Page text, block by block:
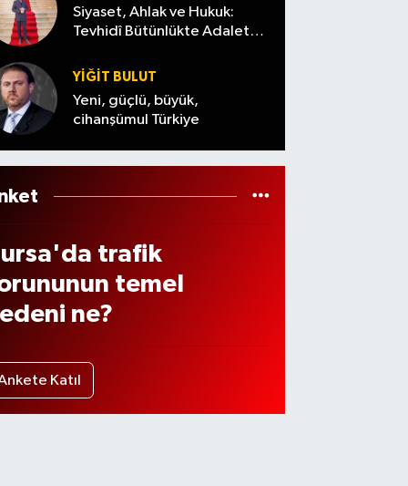
arı
dikka
t çekti
ve
Siyaset, Ahlak ve Hukuk:
Tevhidî Bütünlükte Adalet
YİĞİT BULUT
Yeni, güçlü, büyük,
cihanşümul Türkiye
trafik
temel
ne?
Katıl